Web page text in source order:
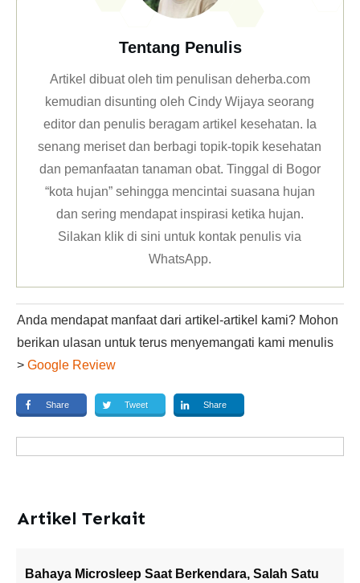
Tentang Penulis
Artikel dibuat oleh tim penulisan deherba.com
kemudian disunting oleh Cindy Wijaya seorang
editor dan penulis beragam artikel kesehatan. Ia
senang meriset dan berbagi topik-topik kesehatan
dan pemanfaatan tanaman obat. Tinggal di Bogor
“kota hujan” sehingga mencintai suasana hujan
dan sering mendapat inspirasi ketika hujan.
Silakan klikdi sini untuk kontak penulis via
WhatsApp.
Anda mendapat manfaat dari artikel-artikel kami? Mohon
berikan ulasan untuk terus menyemangati kami menulis
> Google Review
Share Tweet Share
Artikel Terkait
Bahaya Microsleep Saat Berkendara, Salah Satu